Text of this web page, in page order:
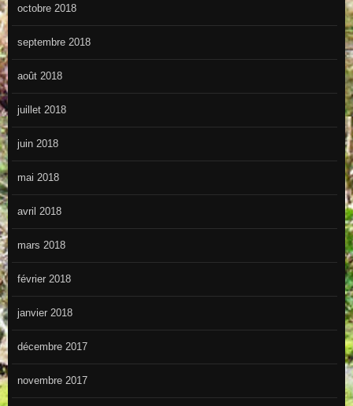
octobre 2018
septembre 2018
août 2018
juillet 2018
juin 2018
mai 2018
avril 2018
mars 2018
février 2018
janvier 2018
décembre 2017
novembre 2017